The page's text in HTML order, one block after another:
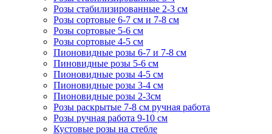
Розы стабилизированные 2-3 см
Розы сортовые 6-7 см и 7-8 см
Розы сортовые 5-6 см
Розы сортовые 4-5 см
Пионовидные розы 6-7 и 7-8 см
Пиновидные розы 5-6 см
Пионовидные розы 4-5 см
Пионовидные розы 3-4 см
Пионовидные розы 2-3см
Розы раскрытые 7-8 см ручная работа
Розы ручная работа 9-10 см
Кустовые розы на стебле